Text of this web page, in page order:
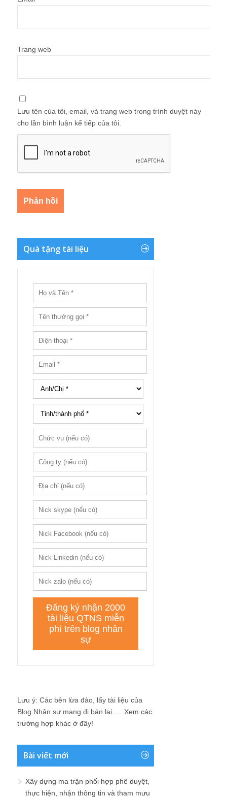
Trang web
Lưu tên của tôi, email, và trang web trong trình duyệt này
cho lần bình luận kế tiếp của tôi.
Quà tặng tài liệu
Lưu ý: Các bên lừa đảo, lấy tài liệu của
Blog Nhân sự mang đi bán lại .... Xem các
trường hợp khác ở đây!
Bài viết mới
Xây dựng ma trận phối hợp phê duyệt,
thực hiện, nhận thông tin và tham mưu